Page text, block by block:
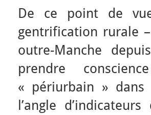
De ce point de
gentrification rurale
outre-Manche
prendre
« périurbain »
l’angle